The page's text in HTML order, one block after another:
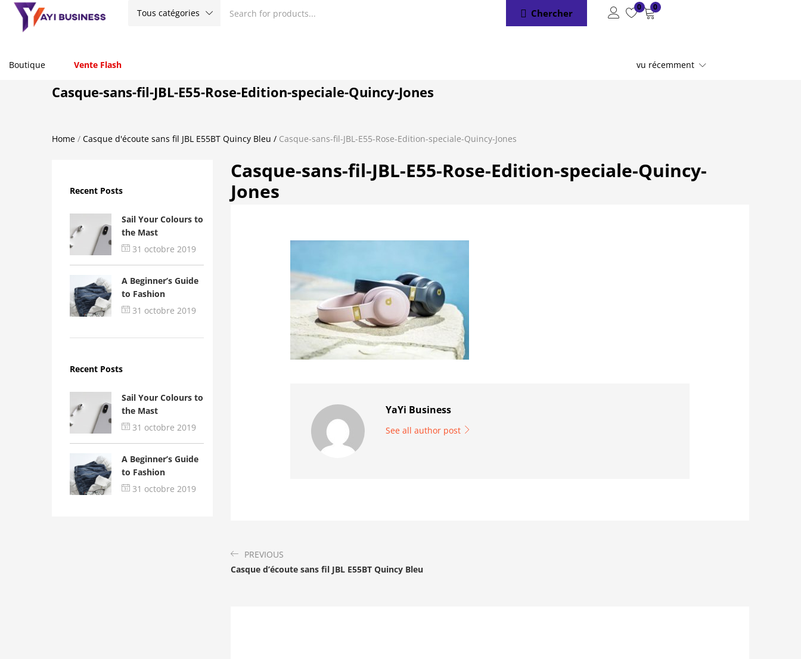
Tous catégories Chercher
0 0
Boutique Vente Flash vu récemment
Casque-sans-fil-JBL-E55-Rose-Edition-speciale-Quincy-Jones
Home / Casque d'écoute sans fil JBL E55BT Quincy Bleu / Casque-sans-fil-JBL-E55-Rose-Edition-speciale-Quincy-Jones
Recent Posts
Sail Your Colours to
the Mast
31 octobre 2019
A Beginner’s Guide
to Fashion
31 octobre 2019
Recent Posts
Sail Your Colours to
the Mast
31 octobre 2019
A Beginner’s Guide
to Fashion
31 octobre 2019
Casque-sans-fil-JBL-E55-Rose-Edition-speciale-Quincy-
Jones
YaYi Business
See all author post
PREVIOUS
Casque d’écoute sans fil JBL E55BT Quincy Bleu